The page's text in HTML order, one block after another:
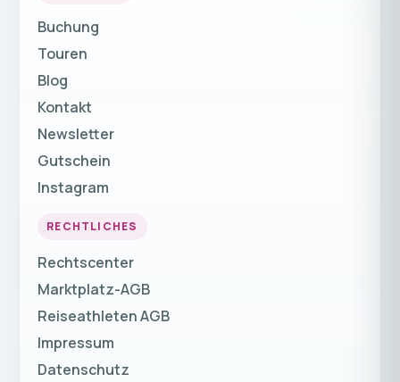
Buchung
Touren
Blog
Kontakt
Newsletter
Gutschein
Instagram
RECHTLICHES
Rechtscenter
Marktplatz-AGB
Reiseathleten AGB
Impressum
Datenschutz